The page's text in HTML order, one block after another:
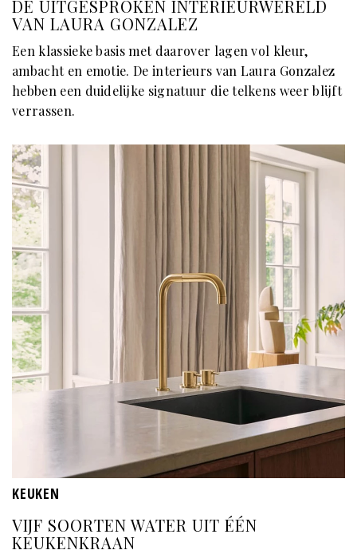
DE UITGESPROKEN INTERIEURWERELD
VAN LAURA GONZALEZ
Een klassieke basis met daarover lagen vol kleur,
ambacht en emotie. De interieurs van Laura Gonzalez
hebben een duidelijke signatuur die telkens weer blijft
verrassen.
KEUKEN
VIJF SOORTEN WATER UIT ÉÉN
KEUKENKRAAN